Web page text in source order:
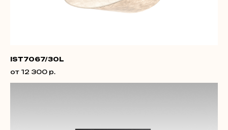
IST7067/30L
от 12 300 р.